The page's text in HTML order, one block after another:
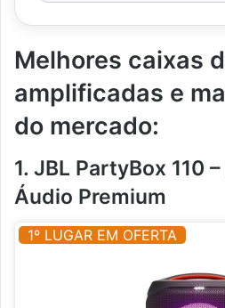
Melhores caixas
amplificadas e
do mercado:
1. JBL PartyBox 110
Áudio Premium
1º LUGAR EM OFERTA